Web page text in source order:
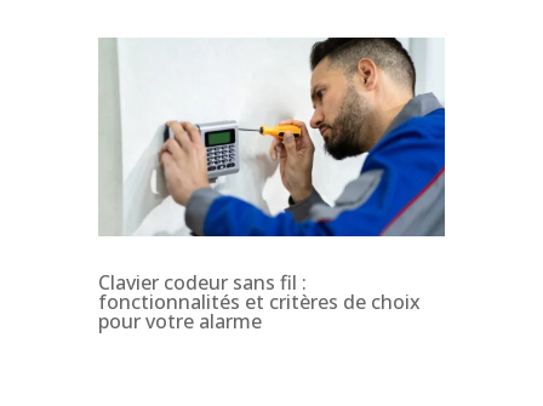
Clavier codeur sans fil :
fonctionnalités et critères de choix
pour votre alarme